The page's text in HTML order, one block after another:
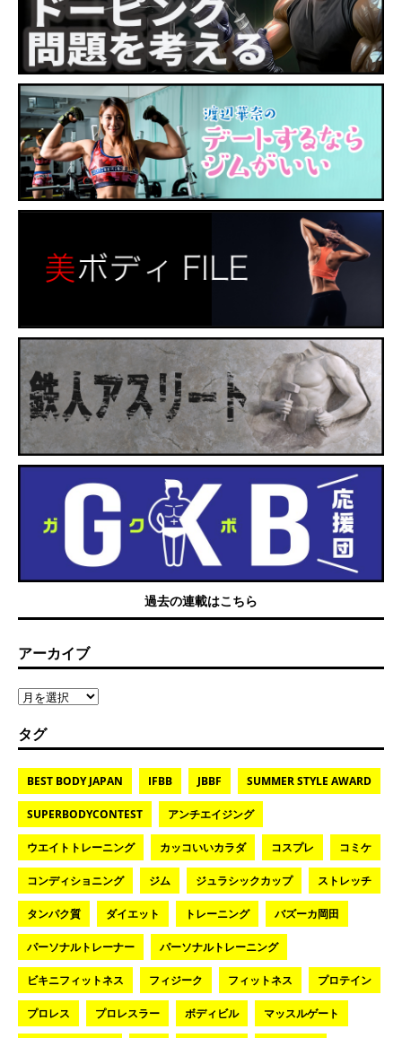
過去の連載はこちら
アーカイブ
タグ
BEST BODY JAPAN IFBB JBBF SUMMER STYLE AWARD
SUPERBODYCONTEST アンチエイジング
ウエイトトレーニング カッコいいカラダ コスプレ コミケ
コンディショニング ジム ジュラシックカップ ストレッチ
タンパク質 ダイエット トレーニング バズーカ岡田
パーソナルトレーナー パーソナルトレーニング
ビキニフィットネス フィジーク フィットネス プロテイン
プロレス プロレスラー ボディビル マッスルゲート